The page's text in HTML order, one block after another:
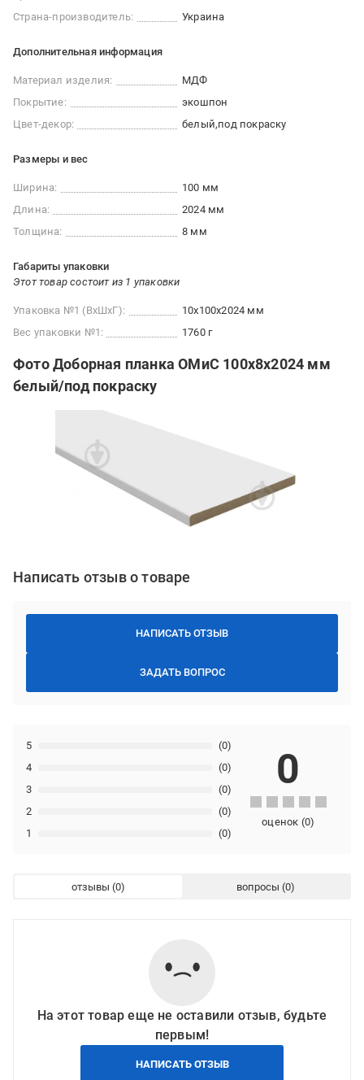
Страна-производитель:
Украина
Дополнительная информация
Материал изделия:
МДФ
Покрытие:
экошпон
Цвет-декор:
белый под покраску
Размеры и вес
Ширина:
100 мм
Длина:
2024 мм
Толщина:
8 мм
Габариты упаковки
Этот товар состоит из 1 упаковки
Упаковка №1 (ВхШхГ):
10x100x2024 мм
Вес упаковки №1:
1760 г
Фото Доборная планка ОМиС 100х8х2024 мм
белый/под покраску
Написать отзыв о товаре
НАПИСАТЬ ОТЗЫВ
ЗАДАТЬ ВОПРОС
1 (0)
2 (0)
3 (0)
4 (0)
5 (0)
0
оценок (0)
отзывы вопросы
На этот товар еще не оставили отзыв, будьте
первым!
НАПИСАТЬ ОТЗЫВ